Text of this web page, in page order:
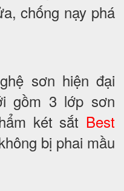
chống nạy phá
sơn hiện đại
gồm 3 lớp sơn
két sắt Best
bị phai mầu